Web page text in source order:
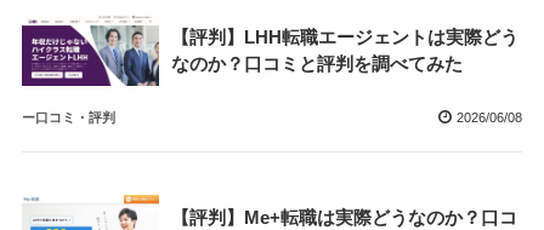
【評判】LHH転職エージェントは実際どう
なのか？口コミと評判を調べてみた
ー口コミ・評判 2026/06/08
【評判】Me+転職は実際どうなのか？口コ